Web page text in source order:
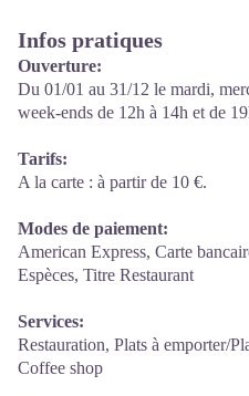
Infos pratiques
Ouverture:
Du 01/01 au 31/12 le mardi,
week-ends de 12h à 14h et de
Tarifs:
A la carte : à partir de 10 €.
Modes de paiement:
American Express, Carte
Espèces, Titre Restaurant
Services:
Restauration, Plats à emporter/
Coffee shop